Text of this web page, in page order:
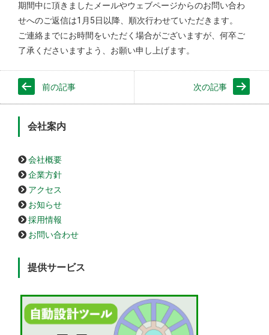
期間中に頂きましたメールやウェブページからのお問い合わ
せへのご返信は1月5日以降、順次行わせていただきます。
ご連絡までにお時間をいただく場合がございますが、何卒ご
了承くださいますよう、お願い申し上げます。
前の記事 次の記事
会社案内
会社概要
企業方針
アクセス
お知らせ
採用情報
お問い合わせ
提供サービス